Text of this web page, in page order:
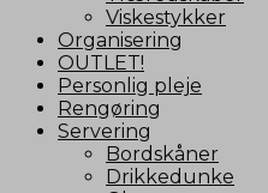
Viskestykker
Organisering
OUTLET!
Personlig pleje
Rengøring
Servering
Bordskåner
Drikkedunke